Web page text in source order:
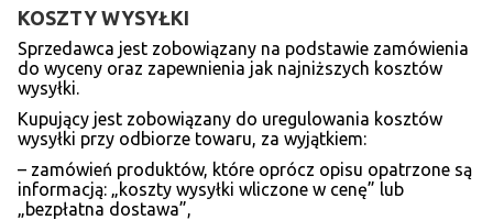
KOSZTY WYSYŁKI
Sprzedawca jest zobowiązany na podstawie zamówienia
do wyceny oraz zapewnienia jak najniższych kosztów
wysyłki.
Kupujący jest zobowiązany do uregulowania kosztów
wysyłki przy odbiorze towaru, za wyjątkiem:
– zamówień produktów, które oprócz opisu opatrzone są
informacją: „koszty wysyłki wliczone w cenę” lub
„bezpłatna dostawa”,